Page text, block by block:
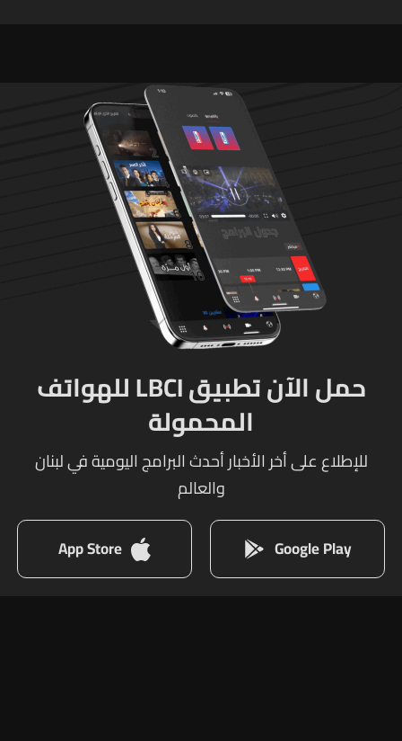
حمل الآن تطبيق LBCI للهواتف
المحمولة
للإطلاع على أخر الأخبار أحدث البرامج اليومية في لبنان
والعالم
Google Play
App Store